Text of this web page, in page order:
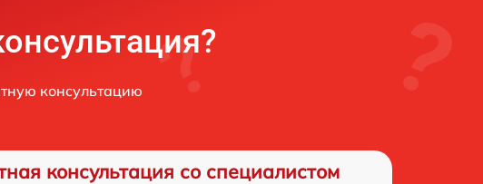
консультацию
консультация со специалистом